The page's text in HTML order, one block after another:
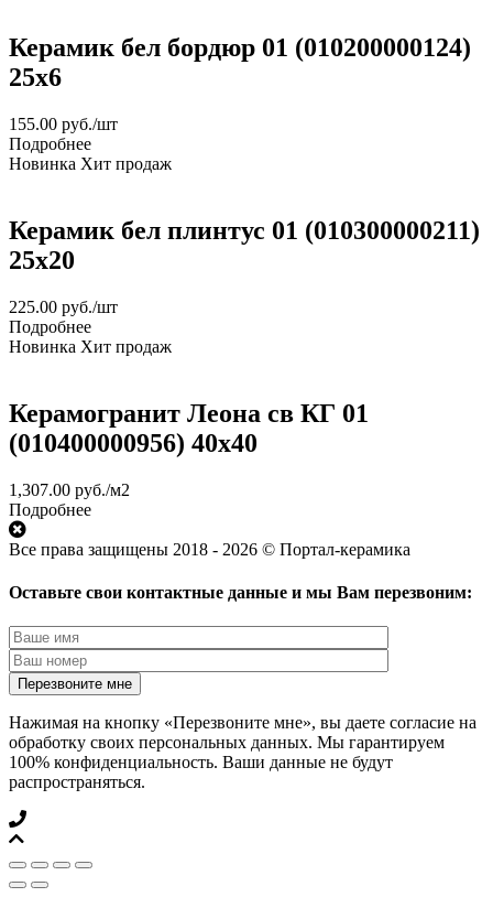
Керамик бел бордюр 01 (010200000124)
25х6
155.00 руб./шт
Подробнее
Новинка Хит продаж
Керамик бел плинтус 01 (010300000211)
25х20
225.00 руб./шт
Подробнее
Новинка Хит продаж
Керамогранит Леона св КГ 01
(010400000956) 40х40
1,307.00 руб./м2
Подробнее
Все права защищены 2018 - 2026 © Портал-керамика
Оставьте свои контактные данные и мы Вам перезвоним:
Нажимая на кнопку «Перезвоните мне», вы даете согласие на
обработку своих персональных данных. Мы гарантируем
100% конфиденциальность. Ваши данные не будут
распространяться.